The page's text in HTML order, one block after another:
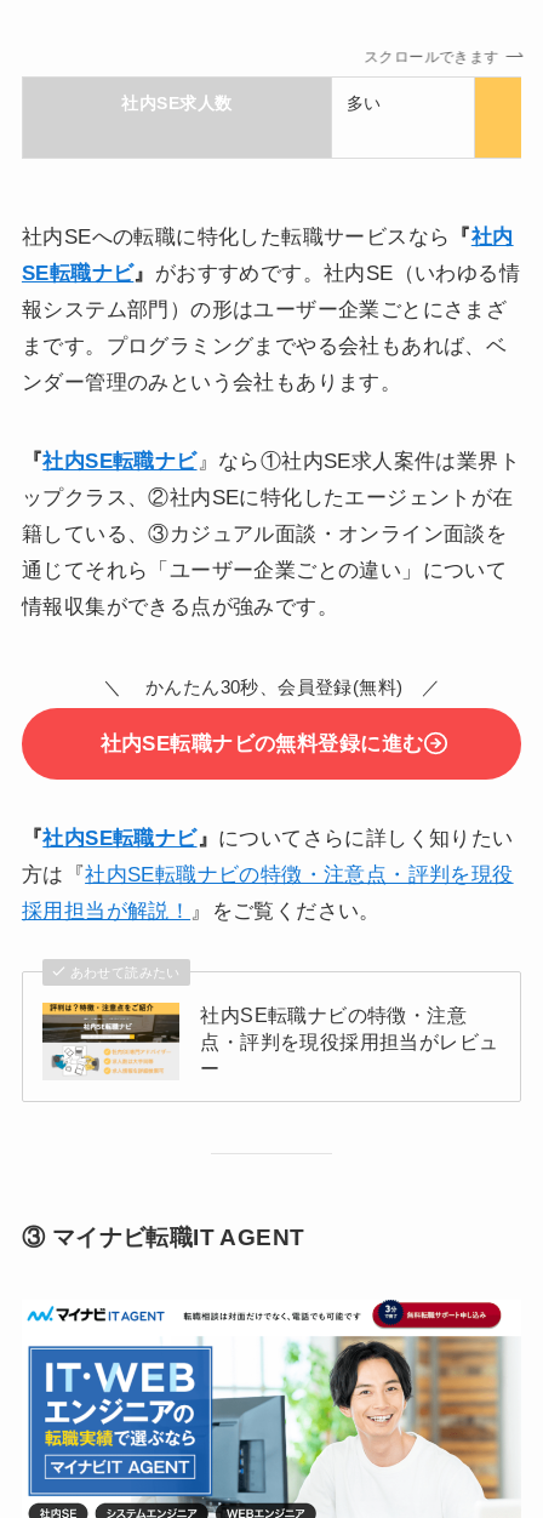
スクロールできます
社内SE求人数 多い
社内SEへの転職に特化した転職サービスなら 『 社内
SE転職ナビ』 がおすすめです。社内SE（いわゆる情
報システム部門）の形はユーザー企業ごとにさまざ
まです。プログラミングまでやる会社もあれば、ベ
ンダー管理のみという会社もあります。
『社内SE転職ナビ』なら①社内SE求人案件は業界ト
ップクラス、②社内SEに特化したエージェントが在
籍している、③カジュアル面談・オンライン面談を
通じてそれら「ユーザー企業ごとの違い」について
情報収集ができる点が強みです。
＼ かんたん30秒、会員登録(無料) ／
社内SE転職ナビの無料登録に進む
『社内SE転職ナビ』 についてさらに詳しく知りたい
方は『社内SE転職ナビの特徴・注意点・評判を現役
採用担当が解説！ 』をご覧ください。
あわせて読みたい
社内SE転職ナビの特徴・注意
点・評判を現役採用担当がレビュ
ー
③ マイナビ転職IT AGENT